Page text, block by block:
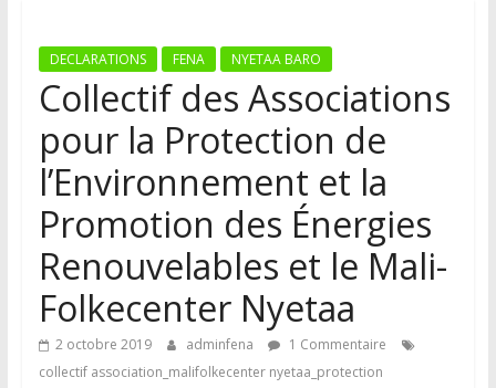
DECLARATIONS FENA NYETAA BARO
Collectif des Associations
pour la Protection de
l’Environnement et la
Promotion des Énergies
Renouvelables et le Mali-
Folkecenter Nyetaa
2 octobre 2019 adminfena
1 Commentaire
collectif association_malifolkecenter nyetaa_protection